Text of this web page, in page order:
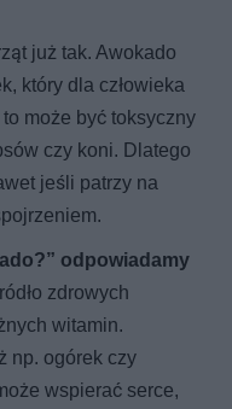
już tak. Awokado
który dla człowieka
może być toksyczny
czy koni. Dlatego
jeśli patrzy na
odpowiadamy
zdrowych
witamin.
np. ogórek czy
wspierać serce,